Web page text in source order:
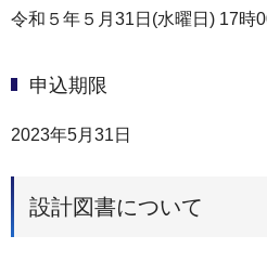
令和５年５月31日(水曜日) 17時
申込期限
2023年5月31日
設計図書について